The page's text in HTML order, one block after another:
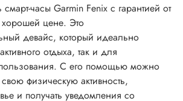
смарт-часы Garmin Fenix с гарантией от
хорошей цене. Это
девайс, который идеально
отдыха, так и для
С его помощью можно
физическую активность,
и получать уведомления со